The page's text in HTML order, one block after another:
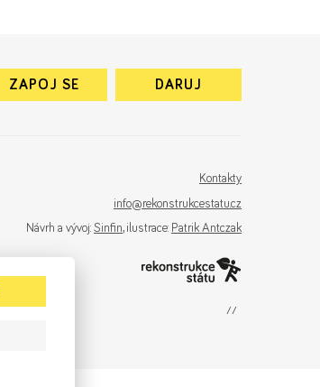
ZAPOJ SE DARUJ
Kontakty
info@rekonstrukcestatu.cz
Návrh a vývoj: Sinfin, ilustrace: Patrik Antczak